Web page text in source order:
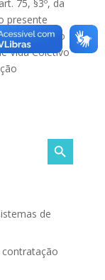
75, §3º, da
presente
Contratação
Vida Coletivo
Search Button
de